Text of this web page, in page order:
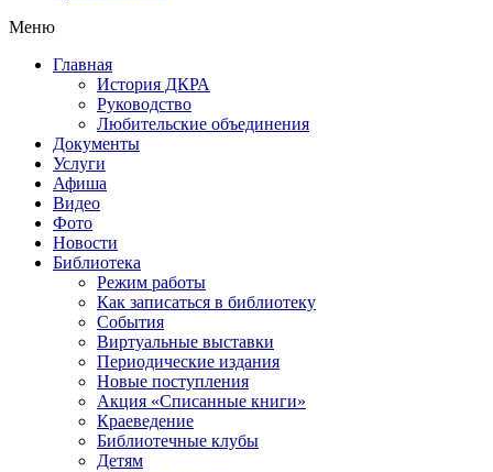
Меню
Главная
История ДКРА
Руководство
Любительские объединения
Документы
Услуги
Афиша
Видео
Фото
Новости
Библиотека
Режим работы
Как записаться в библиотеку
События
Виртуальные выставки
Периодические издания
Новые поступления
Акция «Списанные книги»
Краеведение
Библиотечные клубы
Детям